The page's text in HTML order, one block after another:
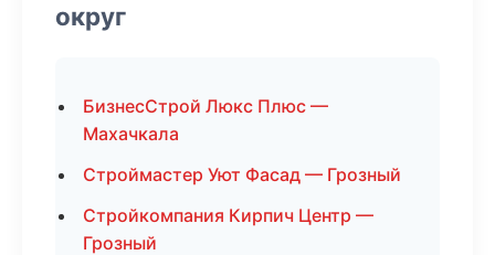
округ
БизнесСтрой Люкс Плюс —
Махачкала
Строймастер Уют Фасад — Грозный
Стройкомпания Кирпич Центр —
Грозный